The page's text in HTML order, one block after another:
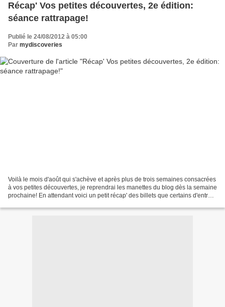
Récap' Vos petites découvertes, 2e édition:
séance rattrapage!
Publié le 24/08/2012 à 05:00
Par mydiscoveries
Voilà le mois d'août qui s'achève et après plus de trois semaines consacrées
à vos petites découvertes, je reprendrai les manettes du blog dès la semaine
prochaine! En attendant voici un petit récap' des billets que certains d'entre